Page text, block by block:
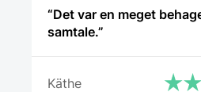
“Det var en meget
samtale.”
Käthe